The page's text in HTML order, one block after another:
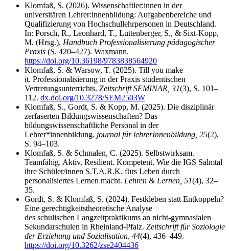
Klomfaß, S. (2026). Wissenschaftler:innen in der
universitären Lehrer:innenbildung: Aufgabenbereiche und
Qualifizierung von Hochschullehrpersonen in Deutschland.
In: Porsch, R., Leonhard, T., Luttenberger, S., & Sixt-Kopp,
M. (Hrsg.), Handbuch Professionalisierung pädagogischer
Praxis (S. 420–427). Waxmann.
https://doi.org/10.36198/9783838564920
Klomfaß, S. & Warsow, T. (2025). Till you make
it. Professionalisierung in der Praxis studentischen
Vertretungsunterrichts. Zeitschrift SEMINAR, 31(3), S. 101–
112. dx.doi.org/10.3278/SEM2503W
Klomfaß, S., Gordt, S. & Kopp, M. (2025). Die disziplinär
zerfaserten Bildungswissenschaften? Das
bildungswissenschaftliche Personal in der
Lehrer*innenbildung. journal für lehrerInnenbildung, 25(2),
S. 94–103.
Klomfaß, S. & Schmalen, C. (2025). Selbstwirksam.
Teamfähig. Aktiv. Resilient. Kompetent. Wie die IGS Salmtal
ihre Schüler/innen S.T.A.R.K. fürs Leben durch
personalisiertes Lernen macht. Lehren & Lernen, 51(4), 32–
35.
Gordt, S. & Klomfaß, S. (2024). Festkleben statt Entkoppeln?
Eine gerechtigkeitstheoretische Analyse
des schulischen Langzeitpraktikums an nicht-gymnasialen
Sekundarschulen in Rheinland-Pfalz. Zeitschrift für Soziologie
der Erziehung und Sozialisation, 44(4), 436–449.
https://doi.org/10.3262/zse2404436